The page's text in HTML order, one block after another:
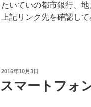
たいていの都市銀行、
上記リンク先を確認して
投
日:
2016年10月3日
スマートフォ